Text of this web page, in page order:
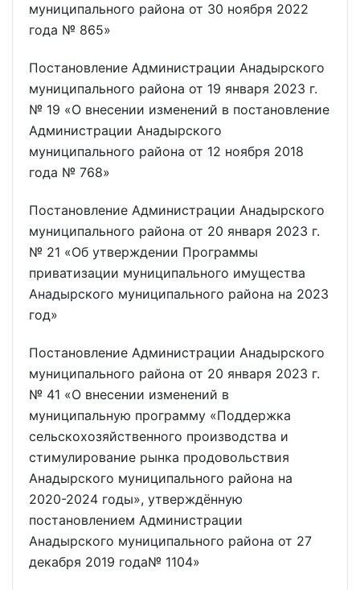
муниципального района от 30 ноября 2022
года № 865»
Постановление Администрации Анадырского
муниципального района от 19 января 2023 г.
№ 19 «О внесении изменений в постановление
Администрации Анадырского
муниципального района от 12 ноября 2018
года № 768»
Постановление Администрации Анадырского
муниципального района от 20 января 2023 г.
№ 21 «Об утверждении Программы
приватизации муниципального имущества
Анадырского муниципального района на 2023
год»
Постановление Администрации Анадырского
муниципального района от 20 января 2023 г.
№ 41 «О внесении изменений в
муниципальную программу «Поддержка
сельскохозяйственного производства и
стимулирование рынка продовольствия
Анадырского муниципального района на
2020-2024 годы», утверждённую
постановлением Администрации
Анадырского муниципального района от 27
декабря 2019 года№ 1104»